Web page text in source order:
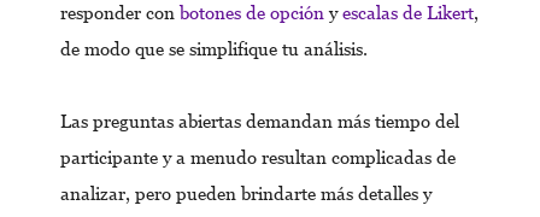
responder conbotones de opción yescalas de Likert,
de modo que se simplifique tu análisis.
Las preguntas abiertas demandan más tiempo del
participante y a menudo resultan complicadas de
analizar, pero pueden brindarte más detalles y